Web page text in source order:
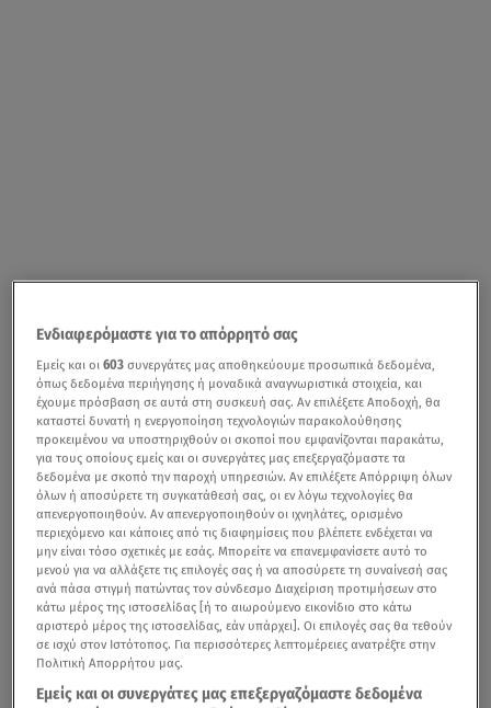
Ενδιαφερόμαστε για το απόρρητό σας
Εμείς και οι603 συνεργάτες μας αποθηκεύουμε προσωπικά δεδομένα,
όπως δεδομένα περιήγησης ή μοναδικά αναγνωριστικά στοιχεία, και
έχουμε πρόσβαση σε αυτά στη συσκευή σας. Αν επιλέξετε Αποδοχή, θα
καταστεί δυνατή η ενεργοποίηση τεχνολογιών παρακολούθησης
προκειμένου να υποστηριχθούν οι σκοποί που εμφανίζονται παρακάτω,
για τους οποίους εμείς και οι συνεργάτες μας επεξεργαζόμαστε τα
δεδομένα με σκοπό την παροχή υπηρεσιών. Αν επιλέξετε Απόρριψη όλων
όλων ή αποσύρετε τη συγκατάθεσή σας, οι εν λόγω τεχνολογίες θα
απενεργοποιηθούν. Αν απενεργοποιηθούν οι ιχνηλάτες, ορισμένο
περιεχόμενο και κάποιες από τις διαφημίσεις που βλέπετε ενδέχεται να
μην είναι τόσο σχετικές με εσάς. Μπορείτε να επανεμφανίσετε αυτό το
μενού για να αλλάξετε τις επιλογές σας ή να αποσύρετε τη συναίνεσή σας
ανά πάσα στιγμή πατώντας τον σύνδεσμο Διαχείριση προτιμήσεων στο
κάτω μέρος της ιστοσελίδας [ή το αιωρούμενο εικονίδιο στο κάτω
αριστερό μέρος της ιστοσελίδας, εάν υπάρχει]. Οι επιλογές σας θα τεθούν
σε ισχύ στον Ιστότοπος. Για περισσότερες λεπτομέρειες ανατρέξτε στην
Πολιτική Απορρήτου μας.
Εμείς και οι συνεργάτες μας επεξεργαζόμαστε δεδομένα